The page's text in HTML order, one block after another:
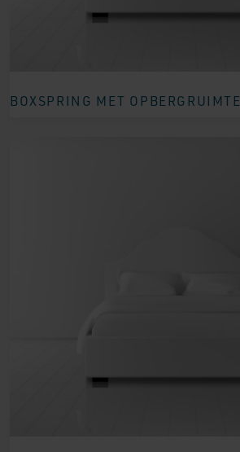
BOXSPRING MET OPBERGRUIMTE